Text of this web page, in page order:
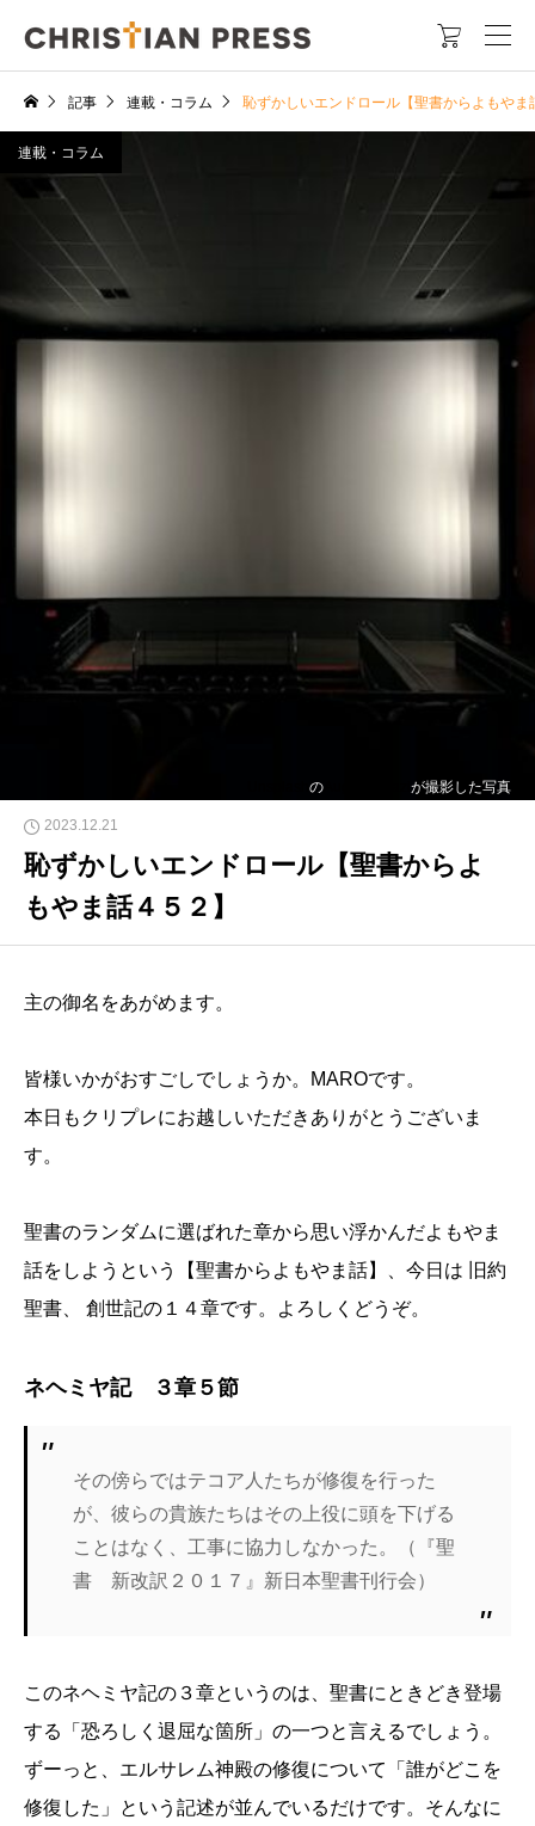

記事 連載・コラム 恥ずかしいエンドロール【聖書からよもやま
の が撮影した写真
連載・コラム
2023.12.21
恥ずかしいエンドロール【聖書からよ
もやま話４５２】
主の御名をあがめます。
皆様いかがおすごしでしょうか。MAROです。
本日もクリプレにお越しいただきありがとうございま
す。
聖書のランダムに選ばれた章から思い浮かんだよもやま
話をしようという【聖書からよもやま話】、今日は 旧約
聖書、 創世記の１４章です。よろしくどうぞ。
ネヘミヤ記 ３章５節
その傍らではテコア人たちが修復を行った
が、彼らの貴族たちはその上役に頭を下げる
ことはなく、工事に協力しなかった。（『聖
書 新改訳２０１７』新日本聖書刊行会）
このネヘミヤ記の３章というのは、聖書にときどき登場
する「恐ろしく退屈な箇所」の一つと言えるでしょう。
ずーっと、エルサレム神殿の修復について「誰がどこを
修復した」という記述が並んでいるだけです。そんなに